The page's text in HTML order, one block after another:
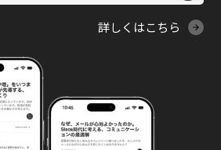
詳しくはこちら